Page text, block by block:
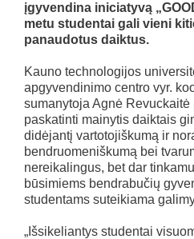
įgyvendina iniciatyvą
metu studentai gali vieni
panaudotus daiktus.
Kauno technologijos
apgyvendinimo centro vyr.
sumanytoja Agnė
paskatinti mainytis daiktais
didėjantį vartotojiškumą ir
bendruomeniškumą bei
nereikalingus, bet dar
būsimiems bendrabučių
studentams suteikiama
„Išsikeliantys studentai